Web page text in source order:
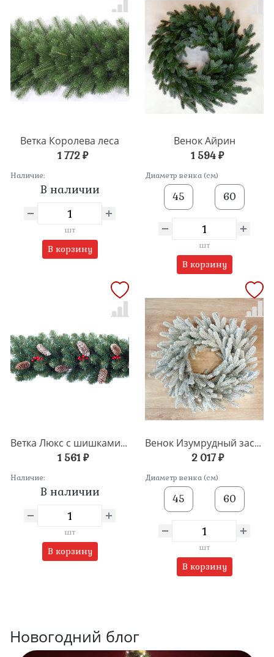
Ветка Королева леса
1 772 ₽
Наличие:
В наличии
шт
В корзину
Венок Айрин
1 594 ₽
Диаметр венка (см)
45 60
шт
В корзину
Ветка Люкс с шишками и ягодами
1 561 ₽
Наличие:
В наличии
шт
В корзину
Венок Изумрудный заснеженный
2 017 ₽
Диаметр венка (см)
45 60
шт
В корзину
Новогодний блог